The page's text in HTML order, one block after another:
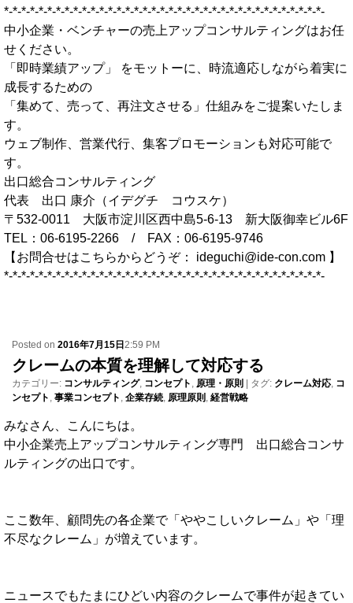
*-*-*-*-*-*-*-*-*-*-*-*-*-*-*-*-*-*-*-*-*-*-*-*-*-*-*-*-*-*-*-*-*-*-*-*-*-
中小企業・ベンチャーの売上アップコンサルティングはお任
せください。
「即時業績アップ」 をモットーに、時流適応しながら着実に
成長するための
「集めて、売って、再注文させる」仕組みをご提案いたしま
す。
ウェブ制作、営業代行、集客プロモーションも対応可能で
す。
出口総合コンサルティング
代表 出口 康介（イデグチ コウスケ）
〒532-0011 大阪市淀川区西中島5-6-13 新大阪御幸ビル6F
TEL：06-6195-2266 / FAX：06-6195-9746
【お問合せはこちらからどうぞ： ideguchi@ide-con.com 】
*-*-*-*-*-*-*-*-*-*-*-*-*-*-*-*-*-*-*-*-*-*-*-*-*-*-*-*-*-*-*-*-*-*-*-*-*-
Posted on 2016年7月15日2:59 PM
クレームの本質を理解して対応する
カテゴリー: コンサルティング, コンセプト 原理・原則 | タグ: クレーム対応 コ
ンセプト 事業コンセプト 企業存続 原理原則 経営戦略
みなさん、こんにちは。
中小企業売上アップコンサルティング専門 出口総合コンサ
ルティングの出口です。
ここ数年、顧問先の各企業で「ややこしいクレーム」や「理
不尽なクレーム」が増えています。
ニュースでもたまにひどい内容のクレームで事件が起きてい